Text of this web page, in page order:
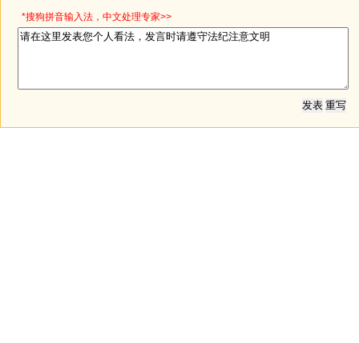
*搜狗拼音输入法，中文处理专家>>